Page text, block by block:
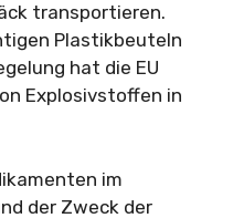
transportieren.
Plastikbeuteln
hat die EU
Explosivstoffen in
im
der Zweck der